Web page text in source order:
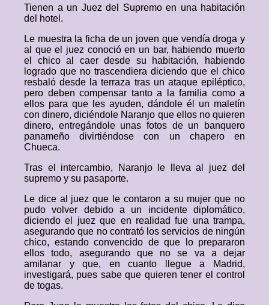
Tienen a un Juez del Supremo en una habitación
del hotel.
Le muestra la ficha de un joven que vendía droga y
al que el juez conoció en un bar, habiendo muerto
el chico al caer desde su habitación, habiendo
logrado que no trascendiera diciendo que el chico
resbaló desde la terraza tras un ataque epiléptico,
pero deben compensar tanto a la familia como a
ellos para que les ayuden, dándole él un maletín
con dinero, diciéndole Naranjo que ellos no quieren
dinero, entregándole unas fotos de un banquero
panameño divirtiéndose con un chapero en
Chueca.
Tras el intercambio, Naranjo le lleva al juez del
supremo y su pasaporte.
Le dice al juez que le contaron a su mujer que no
pudo volver debido a un incidente diplomático,
diciendo el juez que en realidad fue una trampa,
asegurando que no contrató los servicios de ningún
chico, estando convencido de que lo prepararon
ellos todo, asegurando que no se va a dejar
amilanar y que, en cuanto llegue a Madrid,
investigará, pues sabe que quieren tener el control
de togas.